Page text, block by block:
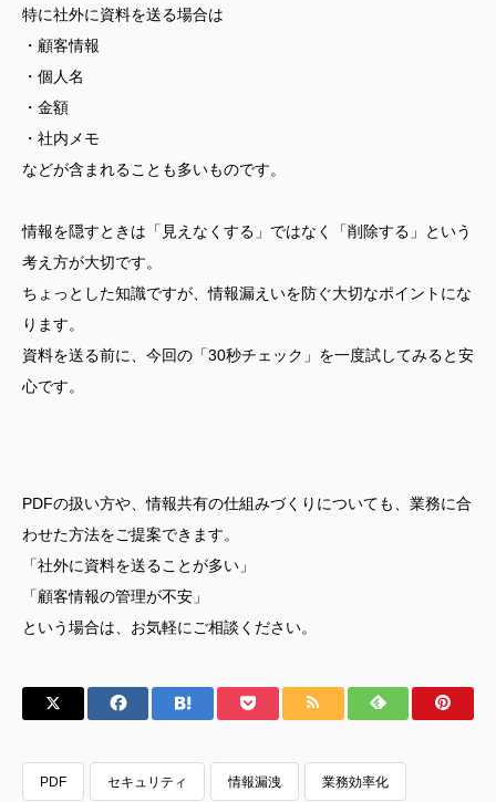
特に社外に資料を送る場合は
・顧客情報
・個人名
・金額
・社内メモ
などが含まれることも多いものです。
情報を隠すときは「見えなくする」ではなく「削除する」という
考え方が大切です。
ちょっとした知識ですが、情報漏えいを防ぐ大切なポイントにな
ります。
資料を送る前に、今回の「30秒チェック」を一度試してみると安
心です。
PDFの扱い方や、情報共有の仕組みづくりについても、業務に合
わせた方法をご提案できます。
「社外に資料を送ることが多い」
「顧客情報の管理が不安」
という場合は、お気軽にご相談ください。
PDF セキュリティ 情報漏洩 業務効率化